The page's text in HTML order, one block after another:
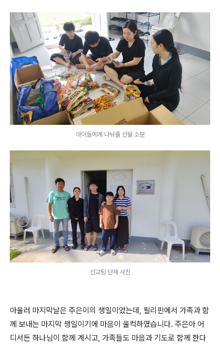
아이들에게 나눠줄 선물 소분
선교팀 단체 사진
아울러 마지막날은 주은이의 생일이었는데
필리핀에서 가족과 함
께 보내는 마지막 생일이기에 마음이 울컥하였습니다. 주은아 어
디서든 하나님이 함께 계시고 가족들도 마음과 기도로 함께 한다